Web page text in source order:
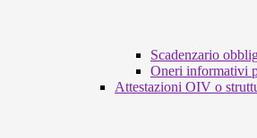
Scadenzario
Oneri informativi
Attestazioni OIV o